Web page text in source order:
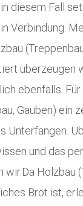
diesem Fall
Verbindung.
überzeugen
ebenfalls.
Gauben) ein
Unterfangen.
und das
wir.Da Holzbau
Brot ist,